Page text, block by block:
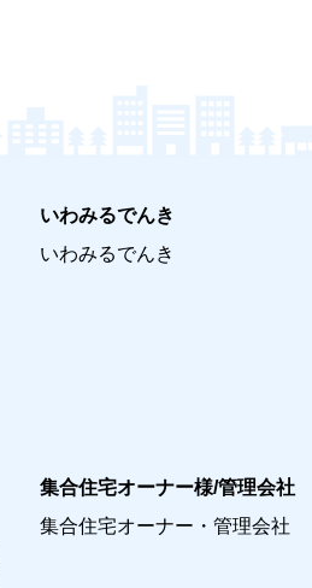
いわみるでんき
いわみるでんき
集合住宅オーナー様/管理会社
集合住宅オーナー・管理会社